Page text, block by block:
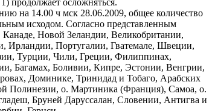
на 14.00 ч мск 28.06.2009, общее количество
исходом. Согласно представленным
Новой Зеландии, Великобритании,
Ирландии, Португалии, Гватемале, Швеции,
Турции, Чили, Греции, Филиппинах,
Багамах, Боливии, Кипре, Эстонии, Венгрии,
Доминике, Тринидад и Тобаго, Арабских
Полинезии, о. Мартиника (Франция), Самоа, о.
Бруней Даруссалан, Словении, Антигва и